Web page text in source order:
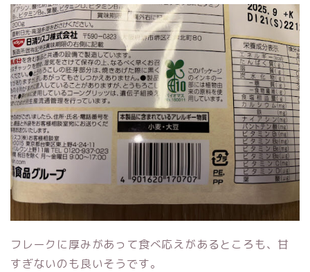
フレークに厚みがあって食べ応えがあるところも、甘
すぎないのも良いそうです。